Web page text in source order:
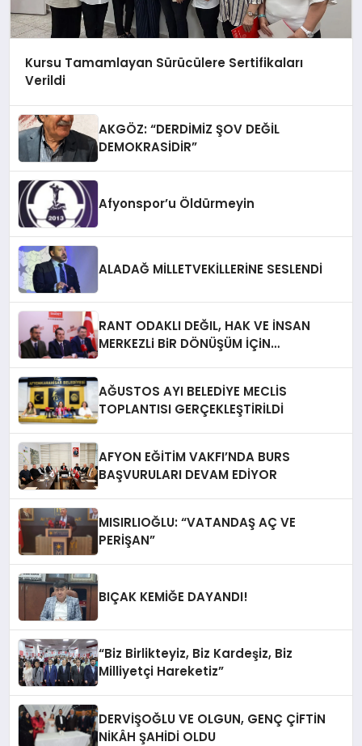
Kursu Tamamlayan Sürücülere Sertifikaları
Verildi
AKGÖZ: “DERDİMİZ ŞOV DEĞİL
DEMOKRASİDİR”
Afyonspor’u Öldürmeyin
ALADAĞ MİLLETVEKİLLERİNE SESLENDİ
RANT ODAKLI DEĞIL, HAK VE İNSAN
MERKEZLi BiR DÖNÜŞÜM İÇiN
AĞUSTOS AYI BELEDİYE MECLİS
TOPLANTISI GERÇEKLEŞTİRİLDİ
AFYON EĞİTİM VAKFI’NDA BURS
BAŞVURULARI DEVAM EDİYOR
MISIRLIOĞLU: “VATANDAŞ AÇ VE
PERİŞAN”
BIÇAK KEMİĞE DAYANDI!
“Biz Birlikteyiz, Biz Kardeşiz, Biz
Milliyetçi Hareketiz”
DERVİŞOĞLU VE OLGUN, GENÇ ÇİFTİN
NİKÂH ŞAHİDİ OLDU